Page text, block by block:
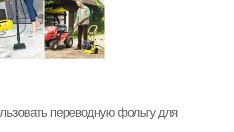
переводную фольгу для